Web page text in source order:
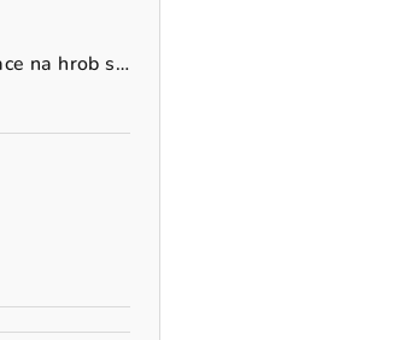
Jarní květinová dekorace na hrob s oranžovými maceškami